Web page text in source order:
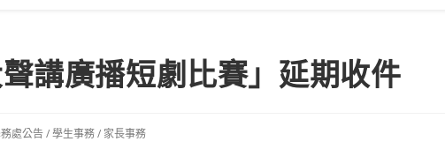
講廣播短劇比賽」延期收件
處公告/學生事務/ 家長事務